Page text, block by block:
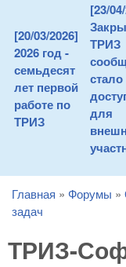
[20/03/2026]
2026 год -
семьдесят
лет первой
работе по
ТРИЗ
[23/
ТРИЗ
стало
для
You are here
Главная » Форумы »
задач
ТРИЗ-